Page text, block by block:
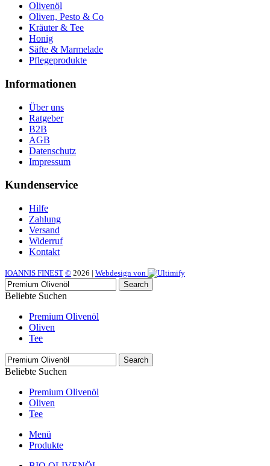
Olivenöl
Oliven, Pesto & Co
Kräuter & Tee
Honig
Säfte & Marmelade
Pflegeprodukte
Informationen
Über uns
Ratgeber
B2B
AGB
Datenschutz
Impressum
Kundenservice
Hilfe
Zahlung
Versand
Widerruf
Kontakt
IOANNIS FINEST © 2026 | Webdesign von
Search
Beliebte Suchen
Premium Olivenöl
Oliven
Tee
Search
Beliebte Suchen
Premium Olivenöl
Oliven
Tee
Menü
Produkte